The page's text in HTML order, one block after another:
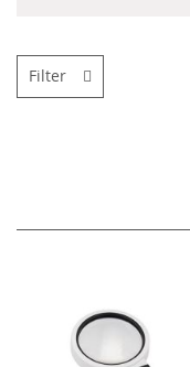
Filter